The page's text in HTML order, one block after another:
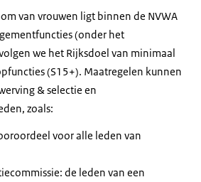
van vrouwen ligt binnen de NVWA
(onder het
we het Rijksdoel van minimaal
(S15+). Maatregelen kunnen
& selectie en
zoals:
voor alle leden van
de leden van een